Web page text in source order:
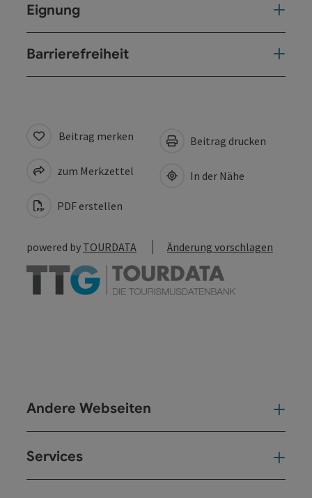
Eignung
Barrierefreiheit
Beitrag merken
zum Merkzettel
PDF erstellen
Beitrag drucken
In der Nähe
powered by TOURDATA Änderung vorschlagen
Andere Webseiten
Services